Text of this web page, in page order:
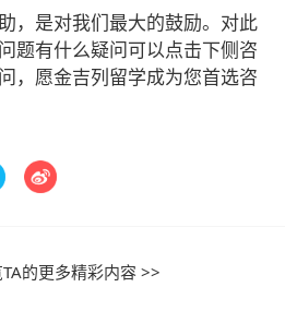
，是对我们最大的鼓励。对此
题有什么疑问可以点击下侧咨
，愿金吉列留学成为您首选咨
的更多精彩内容 >>